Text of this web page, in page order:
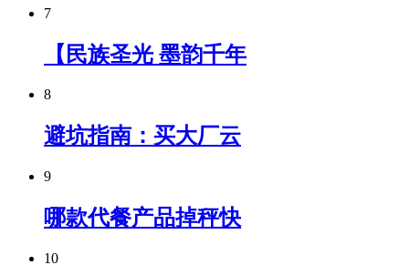
7
【民族圣光 墨韵千年
8
避坑指南：买大厂云
9
哪款代餐产品掉秤快
10